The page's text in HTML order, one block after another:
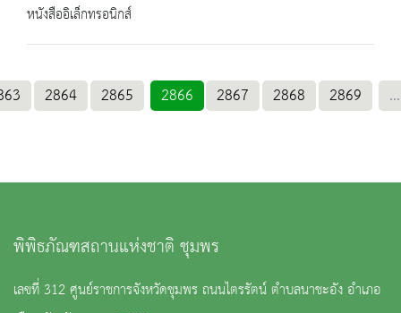
หนังสืออิเล็กทรอนิกส์
2864 2865 2866 2867 2868 2869 ...
พิพิธภัณฑสถานแห่งชาติ ชุมพร
เลขที่ 312 ศูนย์ราชการจังหวัดชุมพร ถนนไตรรัตน์ ตำบลนาชะอัง อำเภอ